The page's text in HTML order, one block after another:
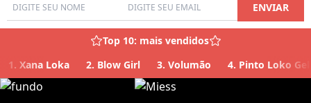
ENVIAR
Top 10: mais vendidos
1. Xana Loka
2. Blow Girl 3. Volumão 4. Pinto Loko Gel